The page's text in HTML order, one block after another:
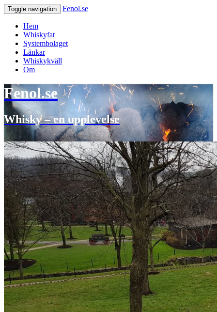
Toggle navigation Fenol.se
Hem
Whiskyfat
Systembolaget
Länkar
Whiskykväll
Om
Fenol.se
Whisky – en upplevelse